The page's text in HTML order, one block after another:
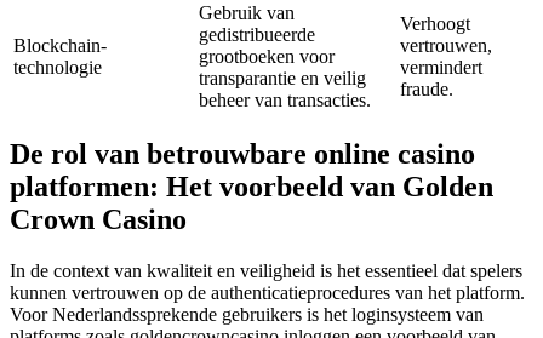
Blockchain-
technologie
Gebruik van
gedistribueerde
grootboeken voor
transparantie en veilig
beheer van transacties.
Verhoogt
vertrouwen,
vermindert
fraude.
De rol van betrouwbare online casino
platformen: Het voorbeeld van Golden
Crown Casino
In de context van kwaliteit en veiligheid is het essentieel dat spelers
kunnen vertrouwen op de authenticatieprocedures van het platform.
Voor Nederlandssprekende gebruikers is het loginsysteem van